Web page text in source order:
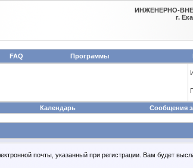
ИНЖЕНЕРНО-
г.
FAQ Программы
Календарь Сообщения
почты, указанный при регистрации. Вам будет